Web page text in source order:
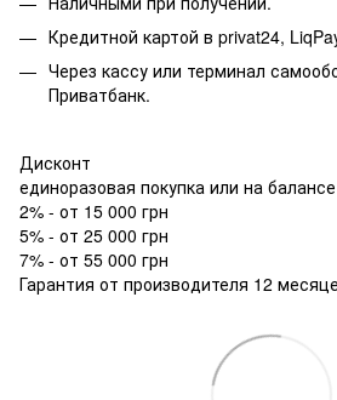
Кредитной картой в privat24,
Через кассу или терминал
Приватбанк.
Дисконт
единоразовая покупка или на
2% - от 15 000 грн
5% - от 25 000 грн
7% - от 55 000 грн
Гарантия от производителя 12